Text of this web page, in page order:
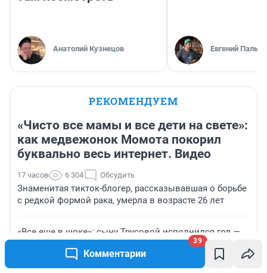
Комментарии
39
Анатолий Кузнецов Евгений
РЕКОМЕНДУЕМ
«Чисто все мамы и все дети на свете»:
как медвежонок Момота покорил
буквально весь интернет. Видео
17 часов 6 304 Обсудить
Знаменитая тикток-блогер, рассказывавшая о борьбе
с редкой формой рака, умерла в возрасте 26 лет
«Все еще в шоке»: сыну Трусовой исполнился год —